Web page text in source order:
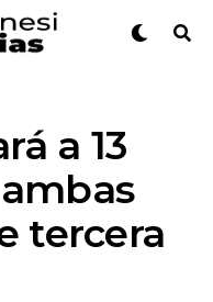
a 13
tercera